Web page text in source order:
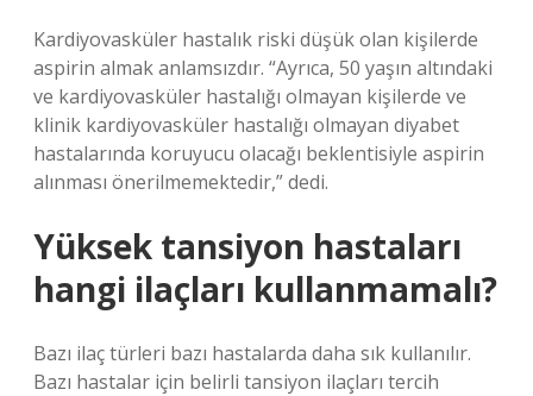
Kardiyovasküler hastalık riski düşük olan kişilerde
aspirin almak anlamsızdır. “Ayrıca, 50 yaşın altındaki
ve kardiyovasküler hastalığı olmayan kişilerde ve
klinik kardiyovasküler hastalığı olmayan diyabet
hastalarında koruyucu olacağı beklentisiyle aspirin
alınması önerilmemektedir,” dedi.
Yüksek tansiyon hastaları
hangi ilaçları kullanmamalı?
Bazı ilaç türleri bazı hastalarda daha sık kullanılır.
Bazı hastalar için belirli tansiyon ilaçları tercih